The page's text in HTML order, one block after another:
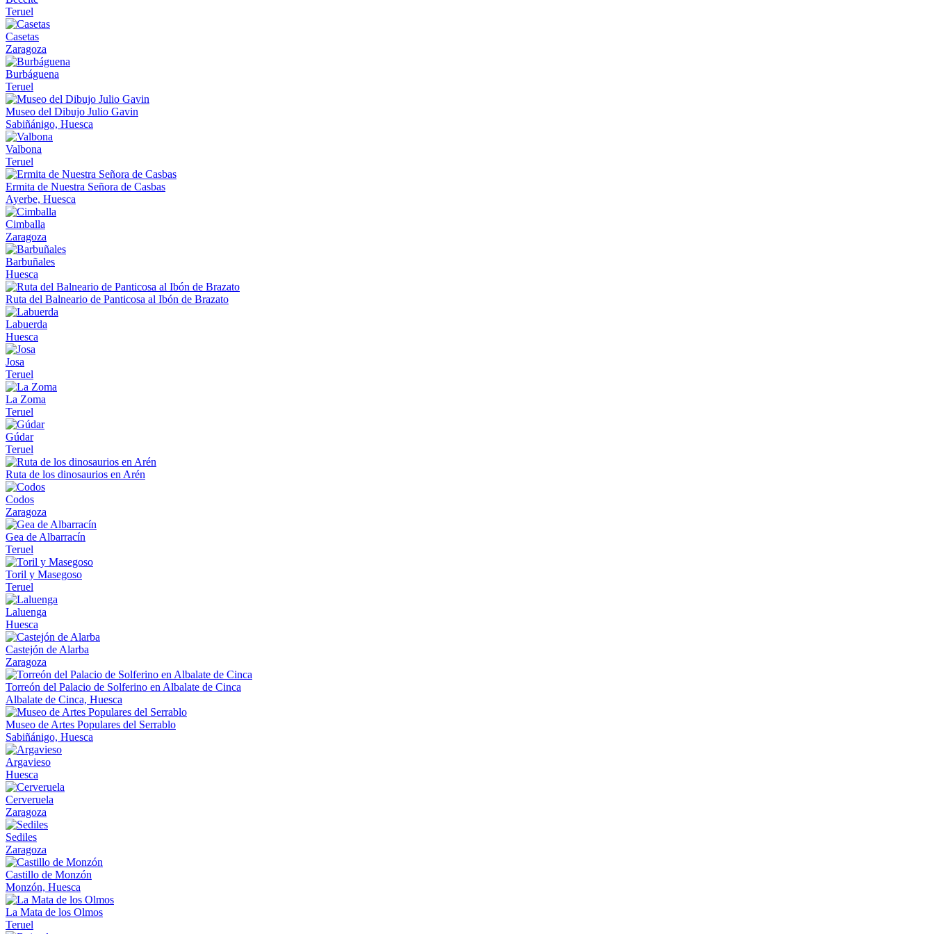
Teruel
Casetas
Zaragoza
Burbáguena
Teruel
Museo del Dibujo Julio Gavin
Sabiñánigo, Huesca
Valbona
Teruel
Ermita de Nuestra Señora de Casbas
Ayerbe, Huesca
Cimballa
Zaragoza
Barbuñales
Huesca
Ruta del Balneario de Panticosa al Ibón de Brazato
Labuerda
Huesca
Josa
Teruel
La Zoma
Teruel
Gúdar
Teruel
Ruta de los dinosaurios en Arén
Codos
Zaragoza
Gea de Albarracín
Teruel
Toril y Masegoso
Teruel
Laluenga
Huesca
Castejón de Alarba
Zaragoza
Torreón del Palacio de Solferino en Albalate de Cinca
Albalate de Cinca, Huesca
Museo de Artes Populares del Serrablo
Sabiñánigo, Huesca
Argavieso
Huesca
Cerveruela
Zaragoza
Sediles
Zaragoza
Castillo de Monzón
Monzón, Huesca
La Mata de los Olmos
Teruel